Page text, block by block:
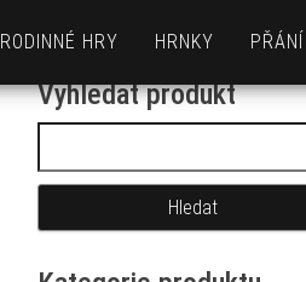
RODINNÉ HRY HRNKY PŘÁNÍ
Vyhledat produkt